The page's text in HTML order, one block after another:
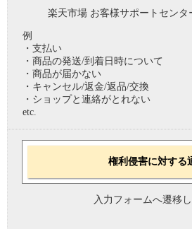
楽天市場 お客様サポートセンタ
例
・支払い
・商品の発送/到着日時について
・商品が届かない
・キャンセル/返金/返品/交換
・ショップと連絡がとれない
etc.
権利侵害に対する
入力フォームへ遷移し